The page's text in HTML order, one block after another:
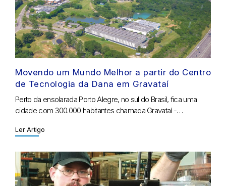
Movendo um Mundo Melhor a partir do Centro
de Tecnologia da Dana em Gravataí
Perto da ensolarada Porto Alegre, no sul do Brasil, fica uma
cidade com 300.000 habitantes chamada Gravataí -…
Ler Artigo